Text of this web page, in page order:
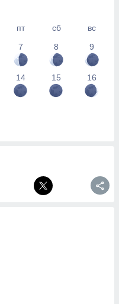
пт сб
вс
7 8 9
14 15 16